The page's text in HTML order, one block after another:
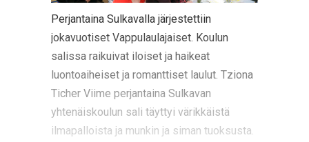
Perjantaina Sulkavalla järjestettiin
jokavuotiset Vappulaulajaiset. Koulun
salissa raikuivat iloiset ja haikeat
luontoaiheiset ja romanttiset laulut. Tziona
Ticher Viime perjantaina Sulkavan
yhtenäiskoulun sali täyttyi värikkäistä
ilmapalloista ja munkin ja siman tuoksusta.